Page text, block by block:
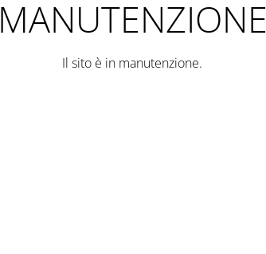
MANUTENZIONE
Il sito è in manutenzione.